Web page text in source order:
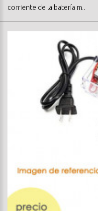
corriente de la batería m..